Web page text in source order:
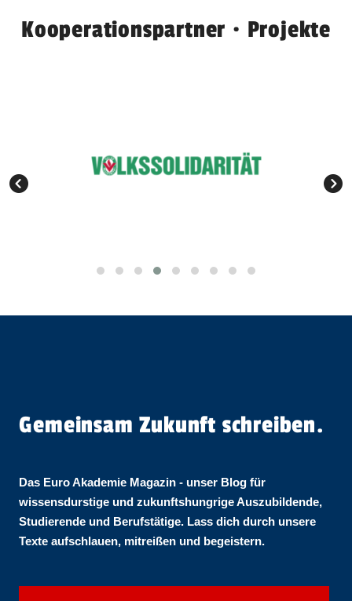
Kooperationspartner · Projekte
Gemeinsam Zukunft schreiben.
Das Euro Akademie Magazin - unser Blog für
wissensdurstige und zukunftshungrige Auszubildende,
Studierende und Berufstätige. Lass dich durch unsere
Texte aufschlauen, mitreißen und begeistern.